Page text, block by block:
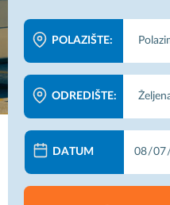
POLAZIŠTE:
ODREDIŠTE:
DATUM